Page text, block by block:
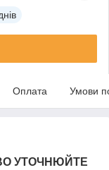
Оплата Умови
УТОЧНЮЙТЕ